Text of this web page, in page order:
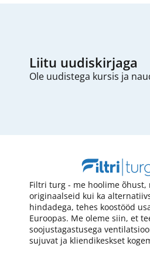
Liitu uudiskirjaga
Ole uudistega kursis ja
Filtri turg - me hoolime
originaalseid kui ka
hindadega, tehes koostööd
Euroopas. Me oleme siin, et
soojustagastusega
sujuvat ja kliendikeskset